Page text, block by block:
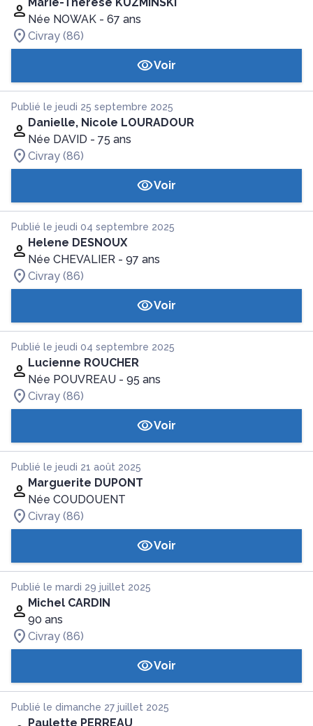
Née NOWAK - 67 ans
Civray (86)
Voir
Publié le jeudi 25 septembre 2025
Danielle, Nicole LOURADOUR
Née DAVID - 75 ans
Civray (86)
Voir
Publié le jeudi 04 septembre 2025
Helene DESNOUX
Née CHEVALIER - 97 ans
Civray (86)
Voir
Publié le jeudi 04 septembre 2025
Lucienne ROUCHER
Née POUVREAU - 95 ans
Civray (86)
Voir
Publié le jeudi 21 août 2025
Marguerite DUPONT
Née COUDOUENT
Civray (86)
Voir
Publié le mardi 29 juillet 2025
Michel CARDIN
90 ans
Civray (86)
Voir
Publié le dimanche 27 juillet 2025
Paulette PERREAU